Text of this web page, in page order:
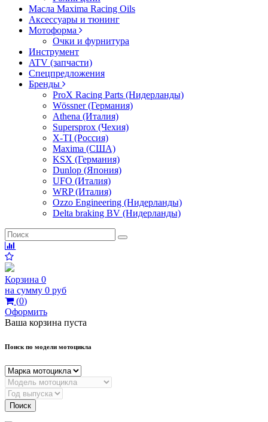
Масла Maxima Racing Oils
Аксессуары и тюнинг
Мотоформа
Очки и фурнитура
Инструмент
ATV (запчасти)
Спецпредложения
Бренды
ProX Racing Parts (Нидерланды)
Wössner (Германия)
Athena (Италия)
Supersprox (Чехия)
X-TI (Россия)
Maxima (США)
KSX (Германия)
Dunlop (Япония)
UFO (Италия)
WRP (Италия)
Ozzo Engineering (Нидерланды)
Delta braking BV (Нидерланды)
Корзина 0
на сумму 0 руб
(0)
Оформить
Ваша корзина пуста
Поиск по модели мотоцикла
Поиск